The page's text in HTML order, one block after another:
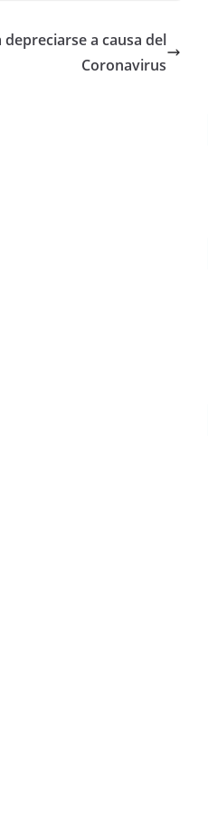
depreciarse a causa del
Coronavirus